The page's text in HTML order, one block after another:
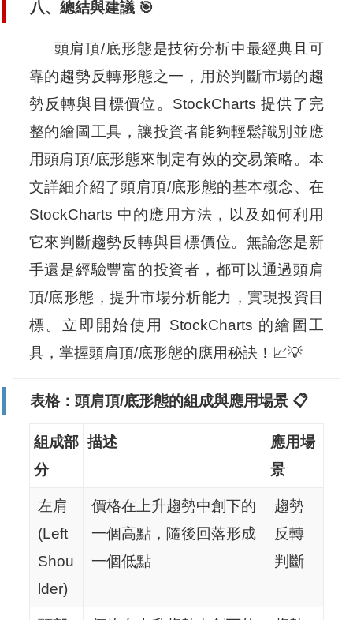
八、總結與建議 🎯
頭肩頂/底形態是技術分析中最經典且可
靠的趨勢反轉形態之一，用於判斷市場的趨
勢反轉與目標價位。StockCharts 提供了完
整的繪圖工具，讓投資者能夠輕鬆識別並應
用頭肩頂/底形態來制定有效的交易策略。本
文詳細介紹了頭肩頂/底形態的基本概念、在
StockCharts 中的應用方法，以及如何利用
它來判斷趨勢反轉與目標價位。無論您是新
手還是經驗豐富的投資者，都可以通過頭肩
頂/底形態，提升市場分析能力，實現投資目
標。立即開始使用 StockCharts 的繪圖工
具，掌握頭肩頂/底形態的應用秘訣！📈💡
表格：頭肩頂/底形態的組成與應用場景 📋
組成部
分
描述
應用場
景
左肩
(Left
Shou
lder)
價格在上升趨勢中創下的
一個高點，隨後回落形成
一個低點
趨勢
反轉
判斷